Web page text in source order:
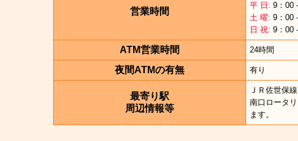
営業時間
平 日: 9：00
土 曜: 9：00
日 祝: 9：00
ATM営業時間 24時間
夜間ATMの有無 有り
最寄り駅
周辺情報等
ＪＲ佐世保
南口ロータ
ます。